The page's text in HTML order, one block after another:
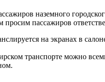
наземного
пассажиров
на экранах в
транспорте можно